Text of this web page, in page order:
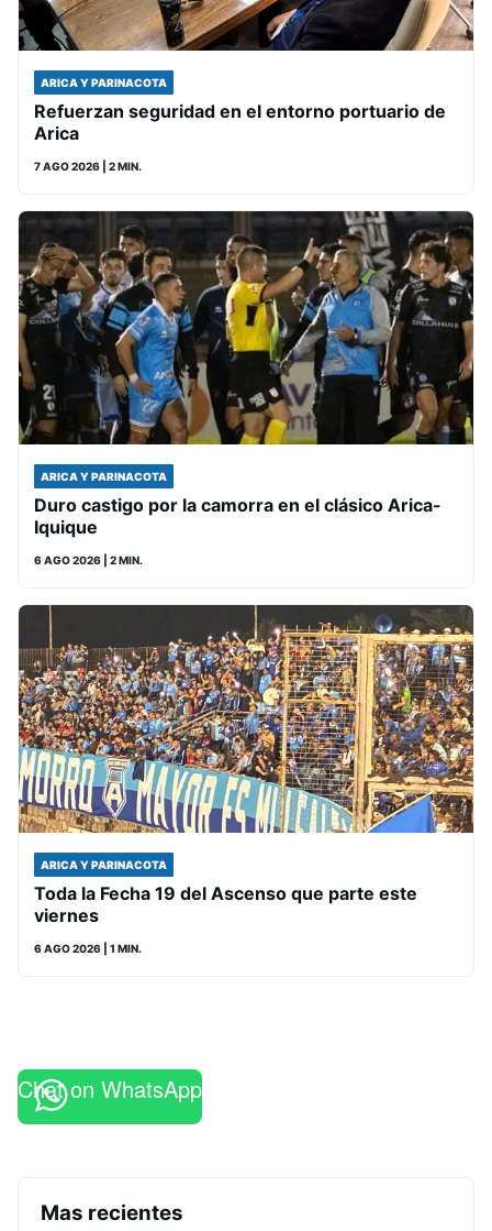
ARICA Y PARINACOTA
Refuerzan seguridad en el entorno portuario de
Arica
7 AGO 2026 | 2 MIN.
ARICA Y PARINACOTA
Duro castigo por la camorra en el clásico Arica-
Iquique
6 AGO 2026 | 2 MIN.
ARICA Y PARINACOTA
Toda la Fecha 19 del Ascenso que parte este
viernes
6 AGO 2026 | 1 MIN.
Chat on WhatsApp
Mas recientes